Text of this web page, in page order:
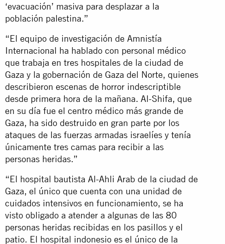
‘evacuación’ masiva para desplazar a la
población palestina.”
“El equipo de investigación de Amnistía
Internacional ha hablado con personal médico
que trabaja en tres hospitales de la ciudad de
Gaza y la gobernación de Gaza del Norte, quienes
describieron escenas de horror indescriptible
desde primera hora de la mañana. Al-Shifa, que
en su día fue el centro médico más grande de
Gaza, ha sido destruido en gran parte por los
ataques de las fuerzas armadas israelíes y tenía
únicamente tres camas para recibir a las
personas heridas.”
“El hospital bautista Al-Ahli Arab de la ciudad de
Gaza, el único que cuenta con una unidad de
cuidados intensivos en funcionamiento, se ha
visto obligado a atender a algunas de las 80
personas heridas recibidas en los pasillos y el
patio. El hospital indonesio es el único de la